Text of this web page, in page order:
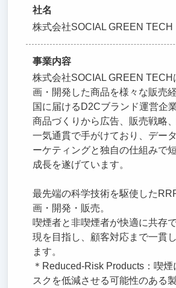
社名
株式会社SOCIAL GREEN TECH
事業内容
株式会社SOCIAL GREEN TECH
画・開発した商品を様々な販売
国に届けるD2Cブランド運営企業
商品づくりから広告、販売戦略
一気通貫で手がけており、デー
ーケティングと独自の仕組みで
成長を遂げています。
最先端の科学技術を駆使した
画・開発・販売。
喫煙者と非喫煙者が快適に共存
現を目指し、顧客対応まで一貫
ます。
＊Reduced-Risk Products：喫煙
スクを低減させる可能性のある